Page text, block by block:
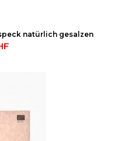
natürlich gesalzen